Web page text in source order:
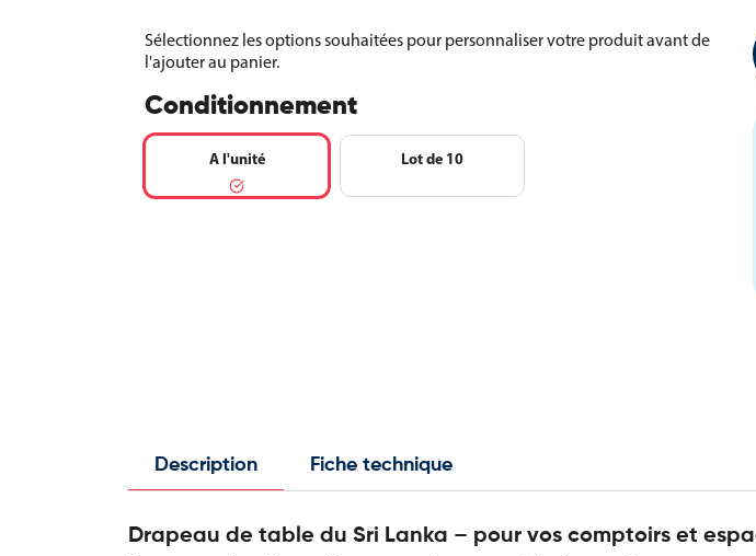
Sélectionnez les options souhaitées pour personnaliser votre produit avant de
l'ajouter au panier.
Conditionnement
A l'unité Lot de 10
Description Fiche technique
Drapeau de table du Sri Lanka – pour vos comptoirs et